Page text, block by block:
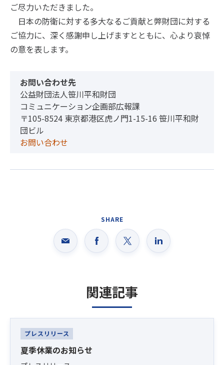
ご尽力いただきました。
日本の防衛に対する多大なるご貢献と弊財団に対する
ご協力に、深く感謝申し上げますとともに、心より哀悼
の意を表します。
お問い合わせ先
公益財団法人笹川平和財団
コミュニケーション企画部広報課
〒105-8524 東京都港区虎ノ門1-15-16 笹川平和財
団ビル
お問い合わせ
SHARE
関連記事
Latest News
プレスリリース
夏季休業のお知らせ